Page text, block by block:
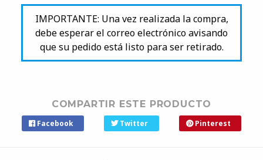
IMPORTANTE: Una vez realizada la compra,
debe esperar el correo electrónico avisando
que su pedido está listo para ser retirado.
COMPARTIR ESTE PRODUCTO
Facebook Twitter Pinterest